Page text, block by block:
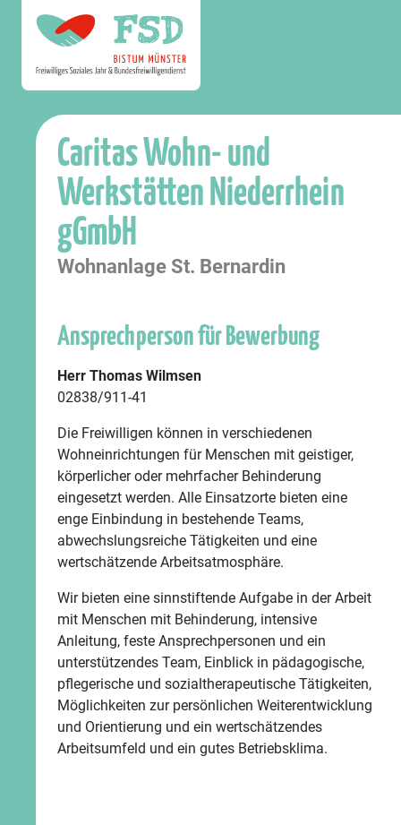
Caritas Wohn- und
Werkstätten Niederrhein
gGmbH
Wohnanlage St. Bernardin
Ansprechperson für Bewerbung
Herr Thomas Wilmsen
02838/911-41
Die Freiwilligen können in verschiedenen
Wohneinrichtungen für Menschen mit geistiger,
körperlicher oder mehrfacher Behinderung
eingesetzt werden. Alle Einsatzorte bieten eine
enge Einbindung in bestehende Teams,
abwechslungsreiche Tätigkeiten und eine
wertschätzende Arbeitsatmosphäre.
Wir bieten eine sinnstiftende Aufgabe in der Arbeit
mit Menschen mit Behinderung, intensive
Anleitung, feste Ansprechpersonen und ein
unterstützendes Team, Einblick in pädagogische,
pflegerische und sozialtherapeutische Tätigkeiten,
Möglichkeiten zur persönlichen Weiterentwicklung
und Orientierung und ein wertschätzendes
Arbeitsumfeld und ein gutes Betriebsklima.